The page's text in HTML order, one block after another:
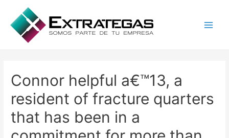
Connor helpful a€™13, a
resident of fracture quarters
that has been in a